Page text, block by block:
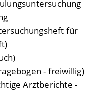
für
- freiwillig)
Arztberichte -